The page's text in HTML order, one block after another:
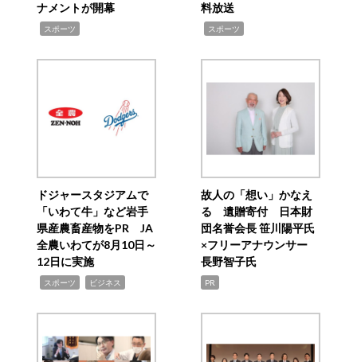
ナメントが開幕
スポーツ
料放送
スポーツ
ドジャースタジアムで
「いわて牛」など岩手
県産農畜産物をPR JA
全農いわてが8月10日～
12日に実施
スポーツ ビジネス
故人の「想い」かなえ
る 遺贈寄付 日本財
団名誉会長 笹川陽平氏
×フリーアナウンサー
長野智子氏
PR